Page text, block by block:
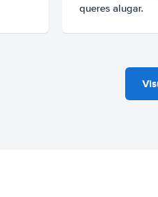
queres alugar.